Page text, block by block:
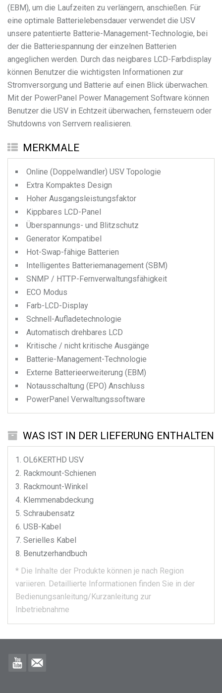
(EBM), um die Laufzeiten zu verlängern, anschießen. Für
eine optimale Batterielebensdauer verwendet die USV
unsere patentierte Batterie-Management-Technologie, bei
der die Batteriespannung der einzelnen Batterien
angeglichen werden. Durch das neigbares LCD-Farbdisplay
können Benutzer die wichtigsten Informationen zur
Stromversorgung und Batterie auf einen Blick überwachen.
Mit der PowerPanel Power Management Software können
Benutzer die USV in Echtzeit überwachen, fernsteuern oder
Shutdowns von Serrvern realisieren.
MERKMALE
Online (Doppelwandler) USV Topologie
Extra Kompaktes Design
Hoher Ausgangsleistungsfaktor
Kippbares LCD-Panel
Überspannungs- und Blitzschutz
Generator Kompatibel
Hot-Swap-fähige Batterien
Intelligentes Batteriemanagement (SBM)
SNMP / HTTP-Fernverwaltungsfähigkeit
ECO Modus
Farb-LCD-Display
Schnell-Aufladetechnologie
Automatisch drehbares LCD
Kritische / nicht kritische Ausgänge
Batterie-Management-Technologie
Externe Batterieerweiterung (EBM)
Notausschaltung (EPO) Anschluss
PowerPanel Verwaltungssoftware
WAS IST IN DER LIEFERUNG ENTHALTEN
OL6KERTHD USV
Rackmount-Schienen
Rackmount-Winkel
Klemmenabdeckung
Schraubensatz
USB-Kabel
Serielles Kabel
Benutzerhandbuch
* Die Inhalte der Produkte können je nach Region
variieren. Detaillierte Informationen finden Sie in der
Bedienungsanleitung/Kurzanleitung zur
Inbetriebnahme